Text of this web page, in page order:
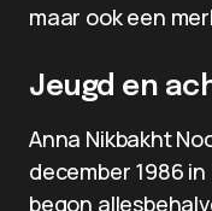
maar ook een
Jeugd en
Anna Nikbakht
december 1986
begon